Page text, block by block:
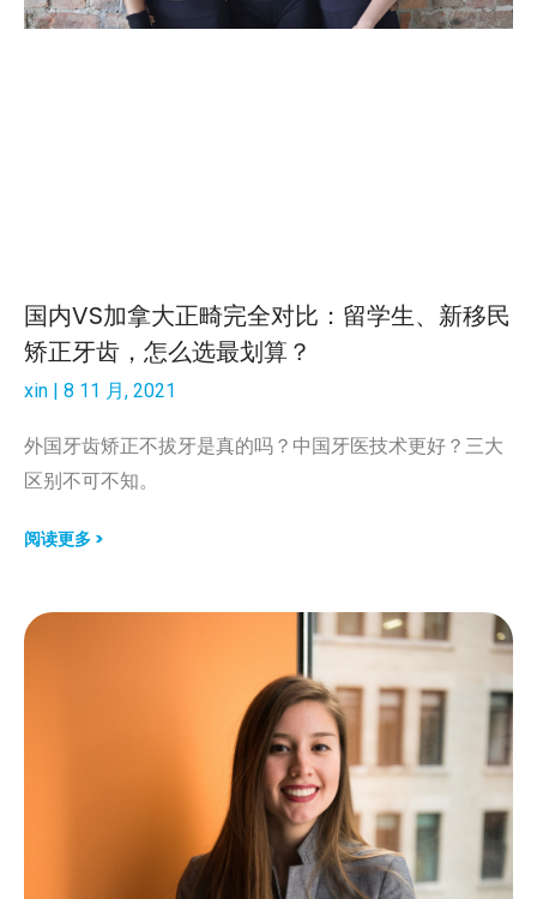
国内VS加拿大正畸完全对比：留学生、新移民
矫正牙齿，怎么选最划算？
xin 8 11 月, 2021
外国牙齿矫正不拔牙是真的吗？中国牙医技术更好？三大
区别不可不知。
阅读更多 >